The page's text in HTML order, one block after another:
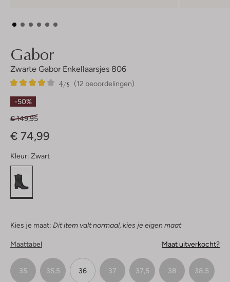
Gabor
Zwarte Gabor Enkellaarsjes 806
(12 beoordelingen)
4/5
12
4
Sterren
-50%
€ 149,95
€ 74,99
Kleur: Zwart
Kies je maat: Dit item valt normaal, kies je eigen maat
Maattabel Maat uitverkocht?
35 35,5 36 37 37,5 38 38,5